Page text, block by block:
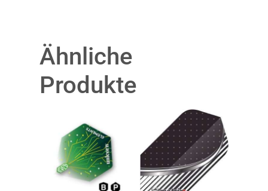
Ähnliche
Produkte